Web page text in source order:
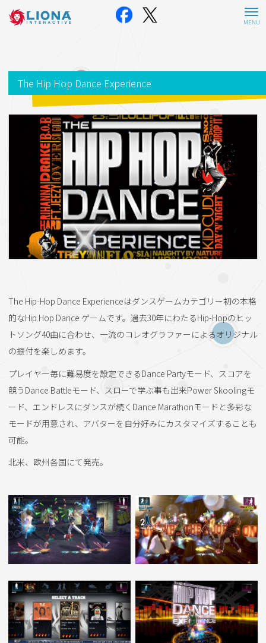
The Hip Hop Dance Experience
The Hip-Hop Dance Experienceはダンスゲームカテゴリー初の本格
的なHip Hop Dance ゲームです。過去30年にわたるHip-Hopのヒッ
トソング40曲に合わせ、一流のコレオグラファーによるオリジナル
の振付を楽しめます。
プレイヤー毎に難易度を設定できるDance Partyモード、スコアを
競うDance Battleモード、スローで学ぶ事も出来Power Skoolingモ
ード、エンドレスにダンスが続くDance Marathonモードと多彩な
モードが用意され、アバターを自分好みにカスタマイズすることも
可能。
北米、欧州各国にて発売。